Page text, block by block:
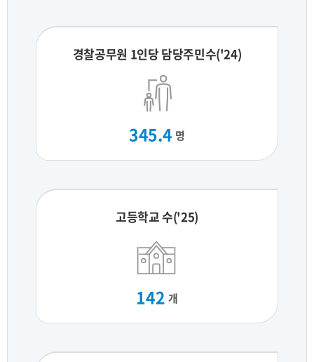
경찰공무원 1인당 담당주민수('24)
345.4 명
고등학교 수('25)
142 개